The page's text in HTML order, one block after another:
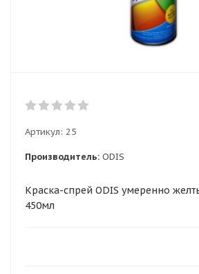
Артикул: 25
Производитель: ODIS
Краска-спрей ODIS умеренно
450мл